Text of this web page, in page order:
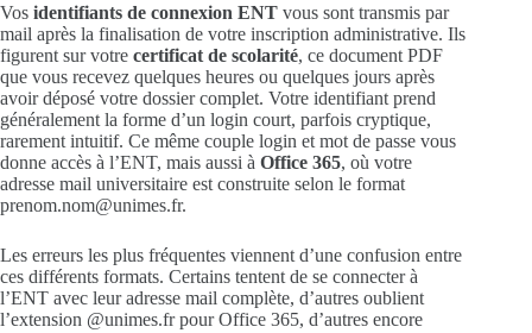
Vos identifiants de connexion ENT vous sont transmis par
mail après la finalisation de votre inscription administrative. Ils
figurent sur votre certificat de scolarité, ce document PDF
que vous recevez quelques heures ou quelques jours après
avoir déposé votre dossier complet. Votre identifiant prend
généralement la forme d’un login court, parfois cryptique,
rarement intuitif. Ce même couple login et mot de passe vous
donne accès à l’ENT, mais aussi à Office 365, où votre
adresse mail universitaire est construite selon le format
prenom.nom@unimes.fr.
Les erreurs les plus fréquentes viennent d’une confusion entre
ces différents formats. Certains tentent de se connecter à
l’ENT avec leur adresse mail complète, d’autres oublient
l’extension @unimes.fr pour Office 365, d’autres encore